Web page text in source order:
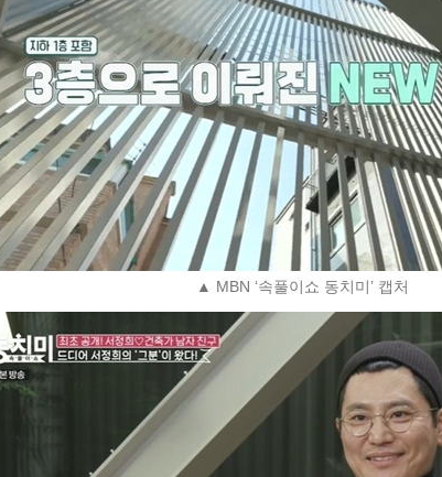
▲ MBN ‘속풀이쇼 동치미’ 캡처